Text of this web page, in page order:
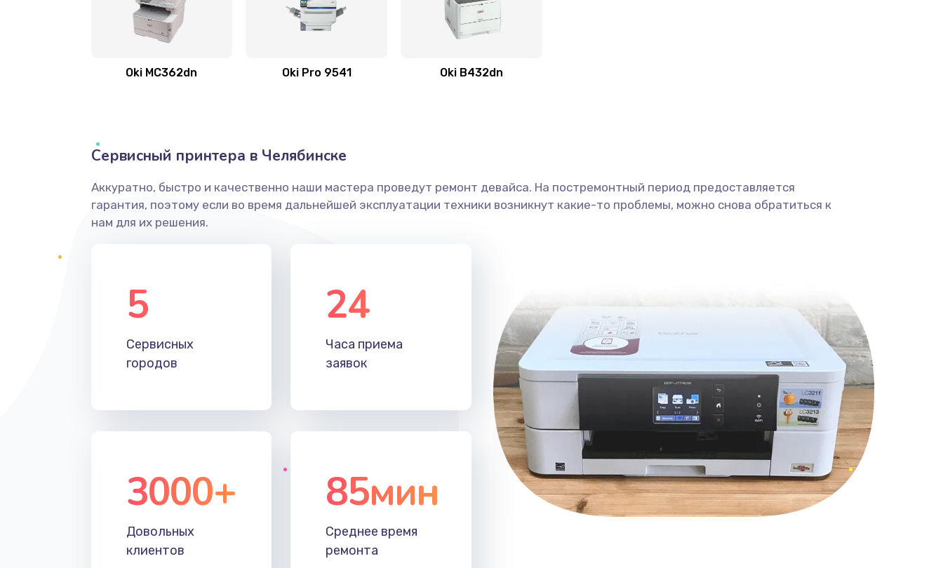
Oki MC362dn Oki Pro 9541 Oki B432dn
Сервисный принтера в Челябинске
Аккуратно, быстро и качественно наши мастера проведут ремонт девайса. На постремонтный период предоставляется
гарантия, поэтому если во время дальнейшей эксплуатации техники возникнут какие-то проблемы, можно снова обратиться к
нам для их решения.
5
Сервисных
городов
24
Часа приема
заявок
3000+
Довольных
клиентов
85мин
Среднее время
ремонта